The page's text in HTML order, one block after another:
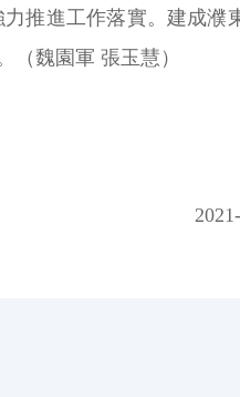
推進工作落實。建成濮
魏園軍 張玉慧）